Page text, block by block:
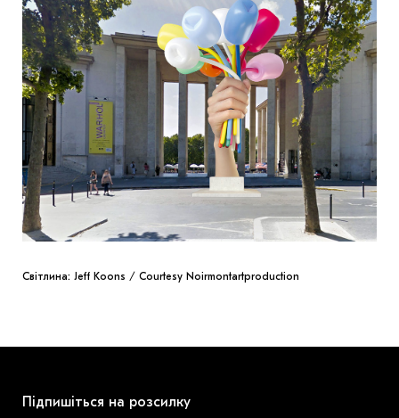
Світлина: Jeff Koons / Courtesy Noirmontartproduction
Підпишіться на розсилку